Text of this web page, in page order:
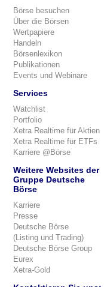
Börse besuchen
Über die Börsen
Wertpapiere
Handeln
Börsenlexikon
Publikationen
Events und Webinare
Services
Watchlist
Portfolio
Xetra Realtime für Aktien
Xetra Realtime für ETFs
Karriere @Börse
Weitere Websites der
Gruppe Deutsche
Börse
Karriere
Presse
Deutsche Börse
(Listing und Trading)
Deutsche Börse Group
Eurex
Xetra-Gold